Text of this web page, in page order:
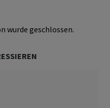
wurde geschlossen.